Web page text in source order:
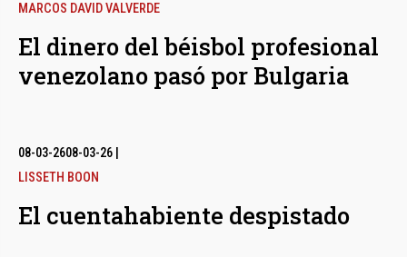
MARCOS DAVID VALVERDE
El dinero del béisbol profesional
venezolano pasó por Bulgaria
08-03-2608-03-26
LISSETH BOON
El cuentahabiente despistado